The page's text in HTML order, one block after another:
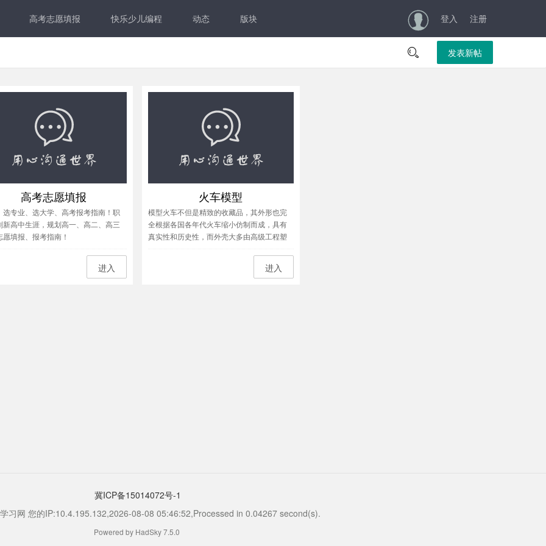
高考志愿填报 快乐少儿编程 动态 版块 登入 注册
 发表新帖
高考志愿填报
选专业、选大学、高考报考指南！职
新高中生涯，规划高一、高二、高三
愿填报、报考指南！
进入
火车模型
模型火车不但是精致的收藏品，其外形也完
全根据各国各年代火车缩小仿制而成，具有
真实性和历史性，而外壳大多由高级工程塑
小，用锌合金拉制而成，电流通过控制器传
进入
冀ICP备15014072号-1
习网 您的IP:10.4.195.132,2026-08-08 05:46:52,Processed in 0.04267 second(s).
Powered by HadSky 7.5.0